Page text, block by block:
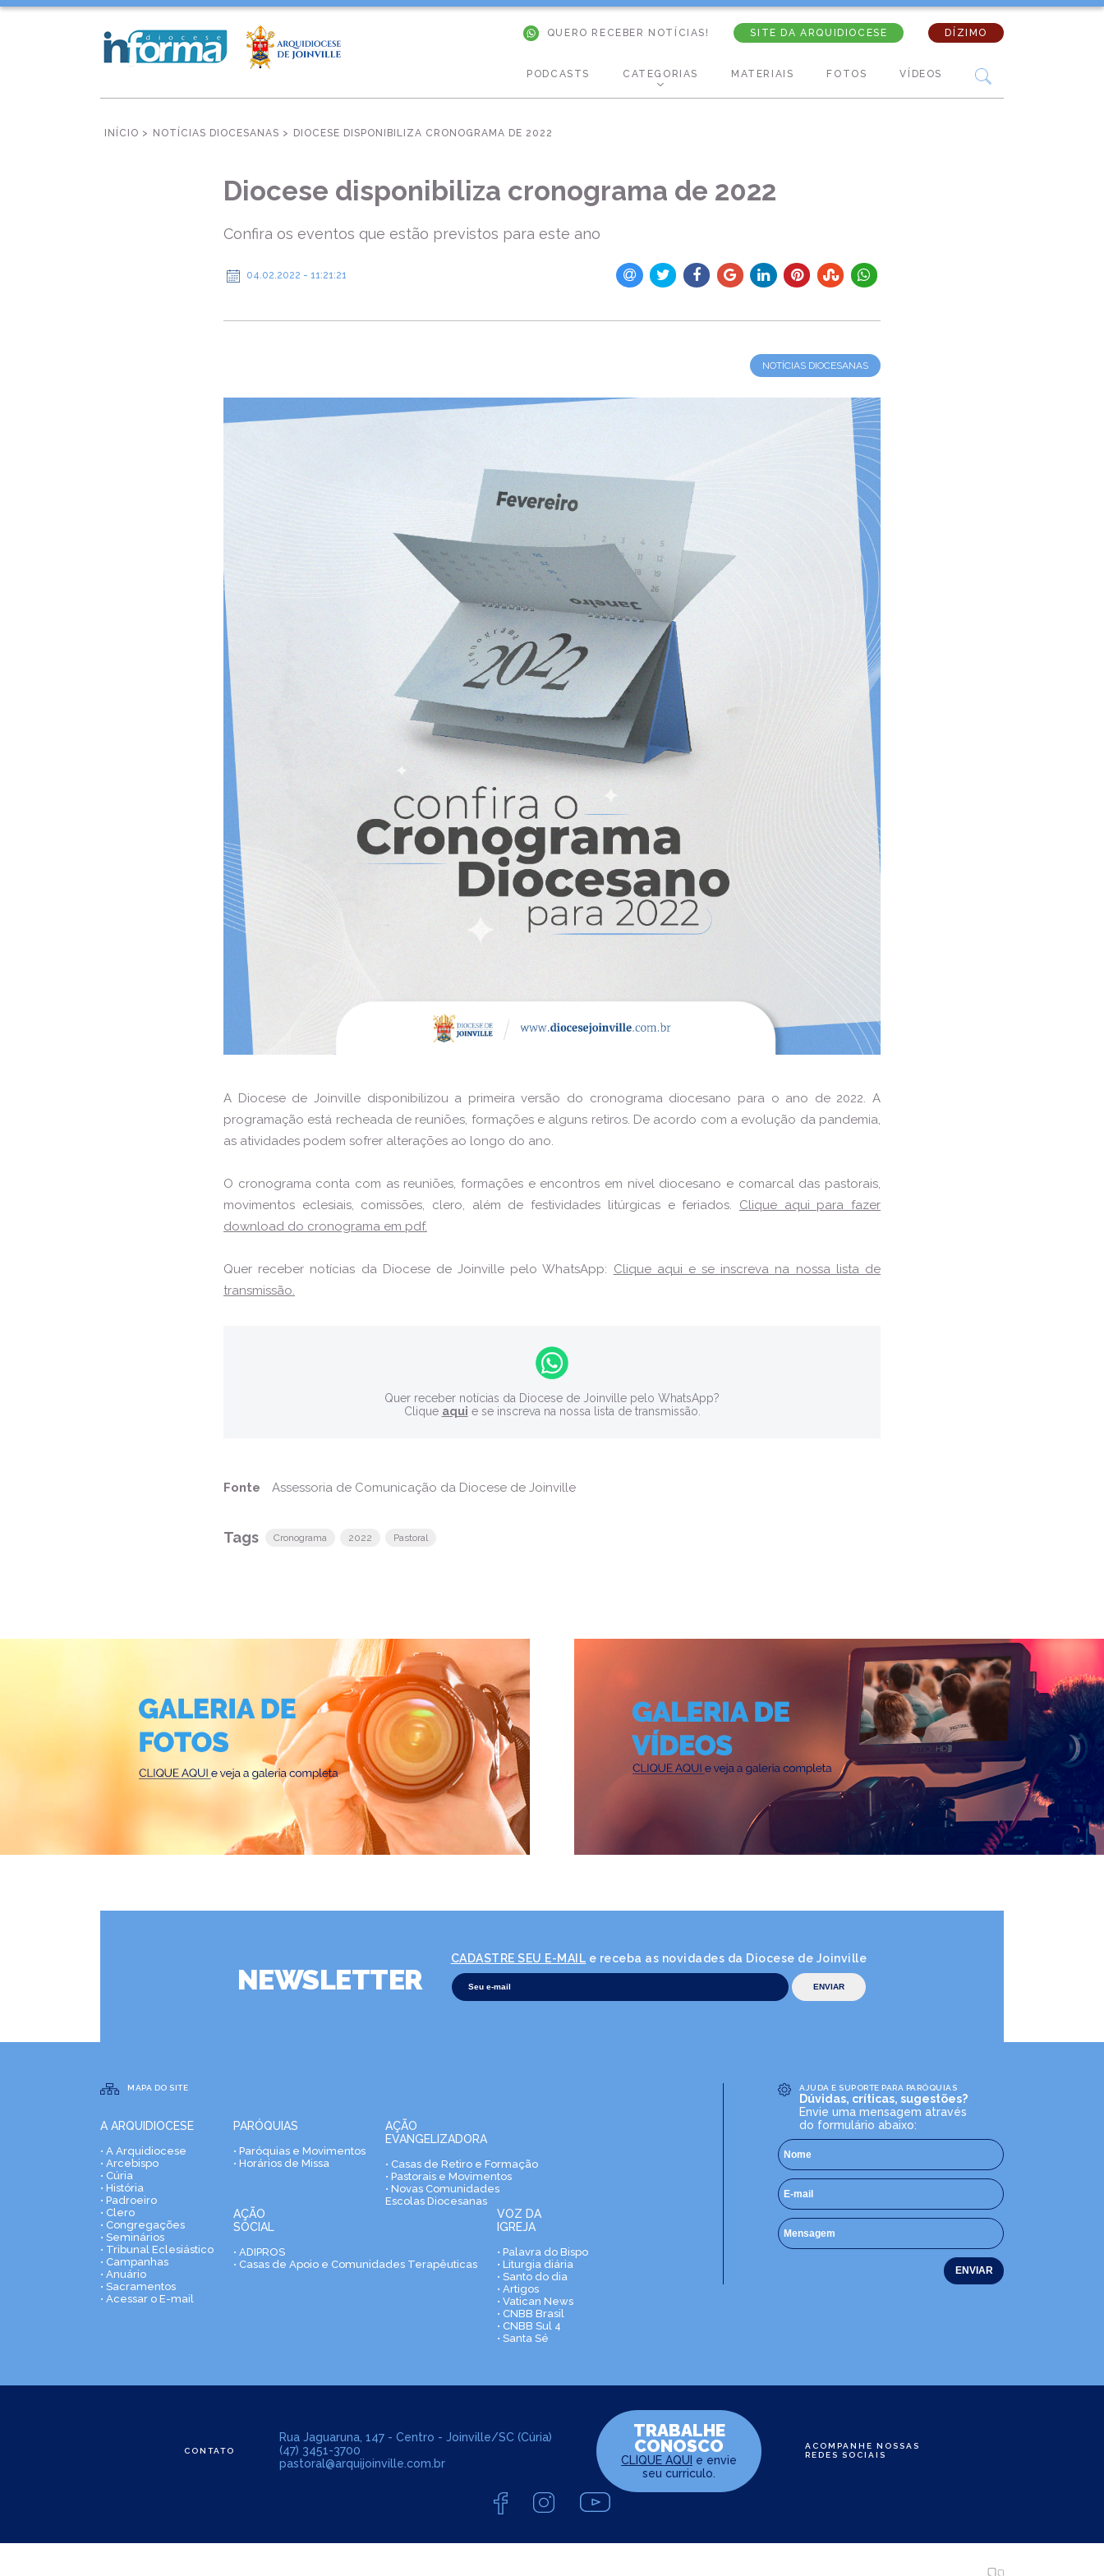
DÍZIMO
SITE DA ARQUIDIOCESE
QUERO RECEBER NOTÍCIAS!
VÍDEOS
FOTOS
MATERIAIS
CATEGORIAS
PODCASTS
INÍCIO > NOTÍCIAS DIOCESANAS > DIOCESE DISPONIBILIZA CRONOGRAMA DE 2022
Diocese disponibiliza cronograma de 2022
Confira os eventos que estão previstos para este ano
04.02.2022 - 11:21:21
NOTÍCIAS DIOCESANAS
A Diocese de Joinville disponibilizou a primeira versão do cronograma diocesano para o ano de 2022. A
programação está recheada de reuniões, formações e alguns retiros. De acordo com a evolução da pandemia,
as atividades podem sofrer alterações ao longo do ano.
O cronograma conta com as reuniões, formações e encontros em nível diocesano e comarcal das pastorais,
movimentos eclesiais, comissões, clero, além de festividades litúrgicas e feriados. Clique aqui para fazer
download do cronograma em pdf.
Quer receber notícias da Diocese de Joinville pelo WhatsApp: Clique aqui e se inscreva na nossa lista de
transmissão.
Quer receber notícias da Diocese de Joinville pelo WhatsApp?
Clique aqui e se inscreva na nossa lista de transmissão.
Fonte Assessoria de Comunicação da Diocese de Joinville
Tags Cronograma 2022 Pastoral
NEWSLETTER
CADASTRE SEU E-MAIL e receba as novidades da Diocese de Joinville
MAPA DO SITE
A ARQUIDIOCESE
• A Arquidiocese
• Arcebispo
• Cúria
• História
• Padroeiro
• Clero
• Congregações
• Seminários
• Tribunal Eclesiástico
• Campanhas
• Anuário
• Sacramentos
• Acessar o E-mail
PARÓQUIAS
• Paróquias e Movimentos
• Horários de Missa
AÇÃO
EVANGELIZADORA
• Casas de Retiro e Formação
• Pastorais e Movimentos
• Novas Comunidades
Escolas Diocesanas
AÇÃO
SOCIAL
• ADIPROS
• Casas de Apoio e Comunidades Terapêuticas
VOZ DA
IGREJA
• Palavra do Bispo
• Liturgia diária
• Santo do dia
• Artigos
• Vatican News
• CNBB Brasil
• CNBB Sul 4
• Santa Sé
AJUDA E SUPORTE PARA PARÓQUIAS
Dúvidas, críticas, sugestões?
Envie uma mensagem através
do formulário abaixo:
CONTATO
Rua Jaguaruna, 147 - Centro - Joinville/SC (Cúria)
(47) 3451-3700
pastoral@arquijoinville.com.br
TRABALHE
CONOSCO
CLIQUE AQUI e envie
seu curriculo.
ACOMPANHE NOSSAS
REDES SOCIAIS